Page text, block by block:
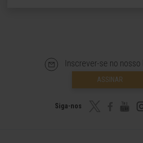
Inscrever-se no nosso
ASSINAR
Siga-nos